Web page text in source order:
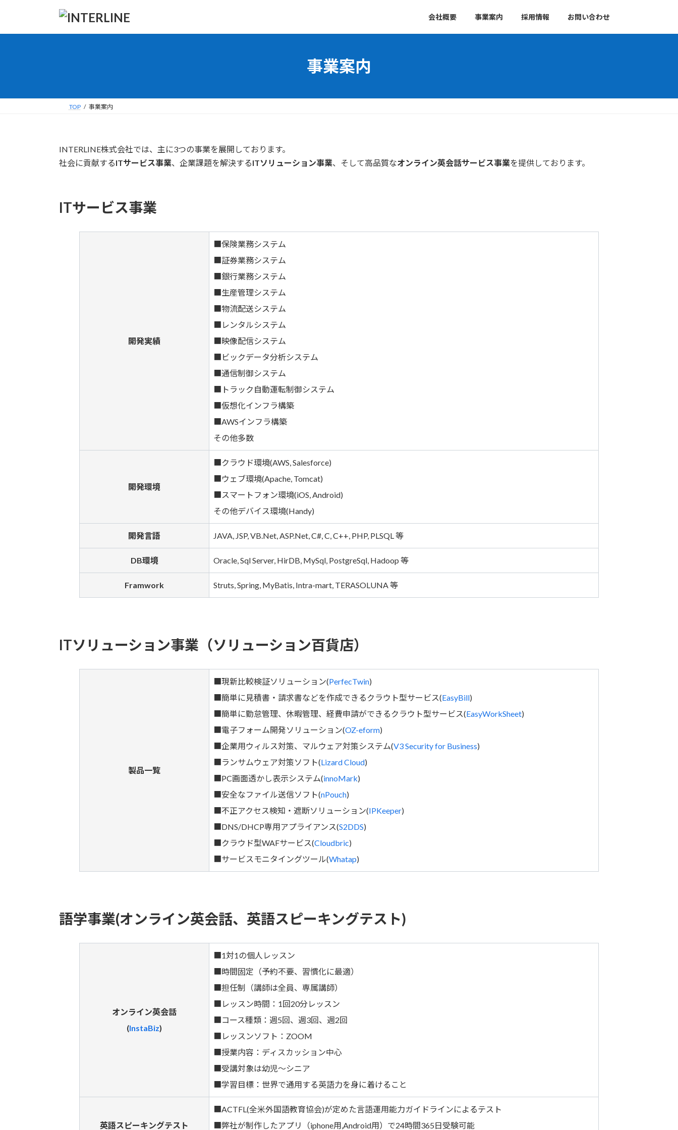
会社概要 事業案内 採用情報 お問い合わせ
事業案内
TOP 事業案内
INTERLINE株式会社では、主に3つの事業を展開しております。
社会に貢献するITサービス事業、企業課題を解決するITソリューション事業、そして高品質なオンライン英会話サービス事業を提供しております。
ITサービス事業
開発実績
■保険業務システム
■証券業務システム
■銀行業務システム
■生産管理システム
■物流配送システム
■レンタルシステム
■映像配信システム
■ビックデータ分析システム
■通信制御システム
■トラック自動運転制御システム
■仮想化インフラ構築
■AWSインフラ構築
その他多数
開発環境
■クラウド環境(AWS, Salesforce)
■ウェブ環境(Apache, Tomcat)
■スマートフォン環境(iOS, Android)
その他デバイス環境(Handy)
開発言語 JAVA, JSP, VB.Net, ASP.Net, C#, C, C++, PHP, PLSQL 等
DB環境 Oracle, Sql Server, HirDB, MySql, PostgreSql, Hadoop 等
Framwork Struts, Spring, MyBatis, Intra-mart, TERASOLUNA 等
ITソリューション事業（ソリューション百貨店）
製品一覧
■現新比較検証ソリューション(PerfecTwin)
■簡単に見積書・請求書などを作成できるクラウト型サービス(EasyBill)
■簡単に勤怠管理、休暇管理、経費申請ができるクラウト型サービス(EasyWorkSheet)
■電子フォーム開発ソリューション(OZ-eform)
■企業用ウィルス対策、マルウェア対策システム(V3 Security for Business)
■ランサムウェア対策ソフト(Lizard Cloud)
■PC画面透かし表示システム(innoMark)
■安全なファイル送信ソフト(nPouch)
■不正アクセス検知・遮断ソリューション(IPKeeper)
■DNS/DHCP専用アプライアンス(S2DDS)
■クラウド型WAFサービス(Cloudbric)
■サービスモニタイングツール(Whatap)
語学事業(オンライン英会話、英語スピーキングテスト)
オンライン英会話
(InstaBiz)
■1対1の個人レッスン
■時間固定（予約不要、習慣化に最適）
■担任制（講師は全員、専属講師）
■レッスン時間：1回20分レッスン
■コース種類：週5回、週3回、週2回
■レッスンソフト：ZOOM
■授業内容：ディスカッション中心
■受講対象は幼児～シニア
■学習目標：世界で通用する英語力を身に着けること
英語スピーキングテスト
■ACTFL(全米外国語教育協会)が定めた言語運用能力ガイドラインによるテスト
■弊社が制作したアプリ（iphone用,Android用）で24時間365日受験可能